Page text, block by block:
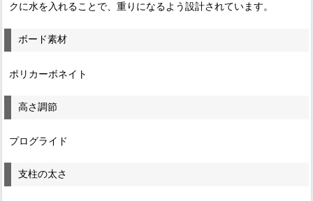
クに水を入れることで、重りになるよう設計されています。
ボード素材
ポリカーボネイト
高さ調節
プログライド
支柱の太さ